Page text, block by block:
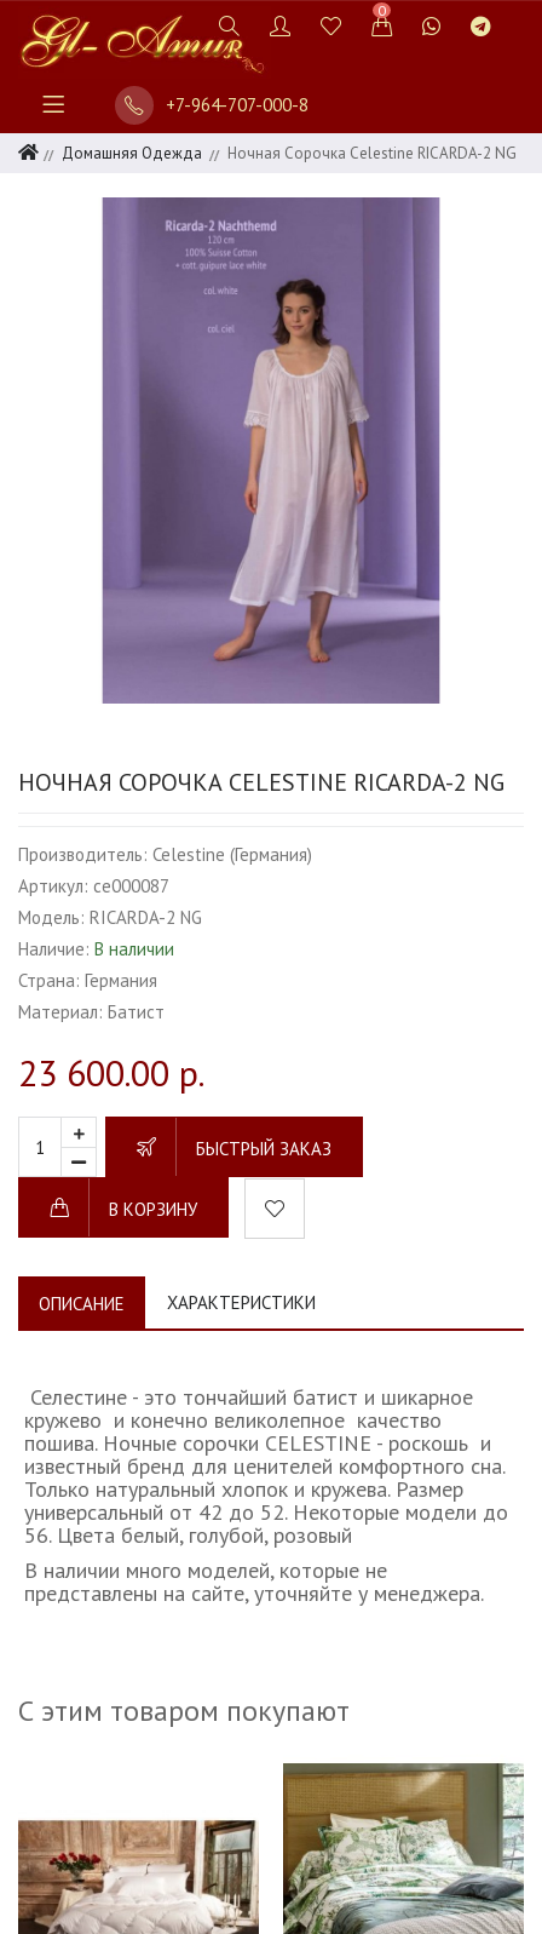
0
+7-964-707-000-8
Домашняя Одежда Ночная Сорочка Celestine RICARDA-2 NG
НОЧНАЯ СОРОЧКА CELESTINE RICARDA-2 NG
Производитель: Celestine (Германия)
Артикул: ce000087
Модель: RICARDA-2 NG
Наличие: В наличии
Страна: Германия
Материал: Батист
23 600.00 р.
БЫСТРЫЙ ЗАКАЗ
В КОРЗИНУ
ОПИСАНИЕ ХАРАКТЕРИСТИКИ
Селестине - это тончайший батист и шикарное
кружево и конечно великолепное качество
пошива. Ночные сорочки CELESTINE - роскошь и
известный бренд для ценителей комфортного сна.
Только натуральный хлопок и кружева. Размер
универсальный от 42 до 52. Некоторые модели до
56. Цвета белый, голубой, розовый
В наличии много моделей, которые не
представлены на сайте, уточняйте у менеджера.
С этим товаром покупают